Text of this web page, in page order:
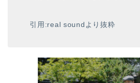
引用:real soundより抜粋